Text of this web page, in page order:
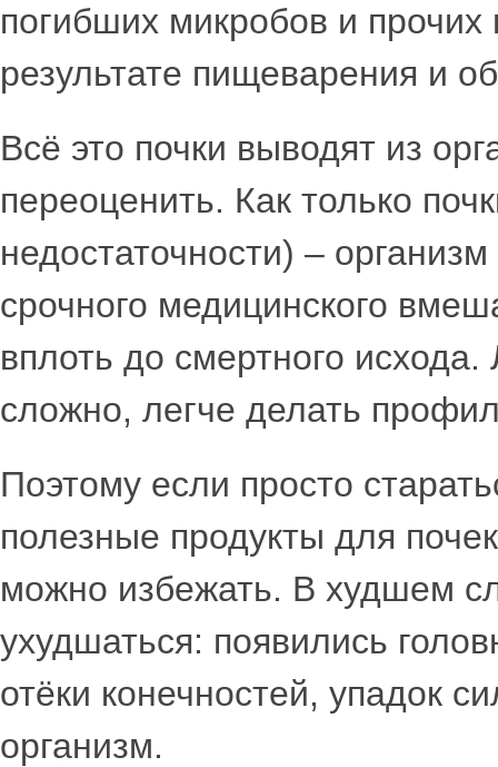
погибших микробов и
результате пищеварения и
Всё это почки выводят из
переоценить. Как только
недостаточности) –
срочного медицинского
вплоть до смертного
сложно, легче делать
Поэтому если просто
полезные продукты для
можно избежать. В худшем
ухудшаться: появились
отёки конечностей, упадок
организм.